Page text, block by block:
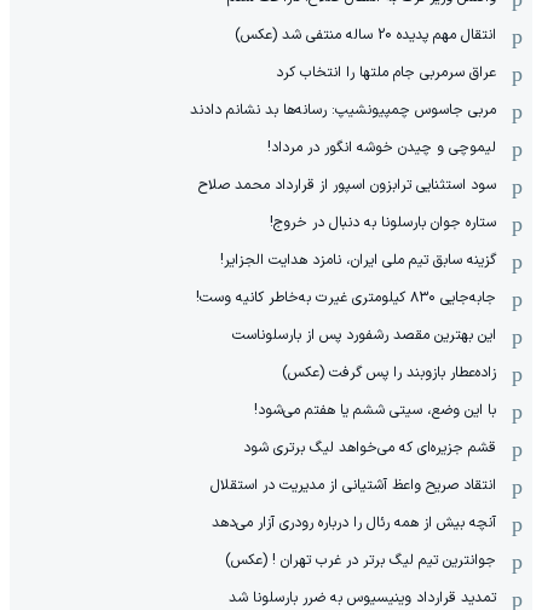
انتقال مهم پدیده 20 ساله منتفی شد (عکس)
عراق سرمربی جام ملتها را انتخاب کرد
مربی جاسوس چمپیونشیپ: رسانه‌ها بد نشانم دادند
لیموچی و چیدن خوشه انگور در مرداد!
سود استثنایی ترابزون اسپور از قرارداد محمد صلاح
ستاره جوان بارسلونا به دنبال در خروج!
گزینه سابق تیم ملی ایران، نامزد هدایت الجزایر!
جابه‌جایی ۸۳۰ کیلومتری غیرت به‌خاطر کانیه وست!
این بهترین مقصد رشفورد پس از بارسلوناست
زاده‌عطار بازوبند را پس گرفت (عکس)
با این وضع، سیتی ششم یا هفتم می‌شود!
قشم جزیره‌ای که می‌خواهد لیگ برتری شود
انتقاد صریح واعظ آشتیانی از مدیریت در استقلال
آنچه بیش از همه رئال را درباره رودری آزار می‌دهد
جوانترین تیم لیگ برتر در غرب تهران ! (عکس)
تمدید قرارداد وینیسیوس به ضرر بارسلونا شد